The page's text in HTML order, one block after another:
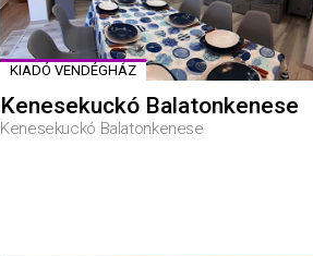
KIADÓ VENDÉGHÁZ
Kenesekuckó Balatonkenese
Kenesekuckó Balatonkenese